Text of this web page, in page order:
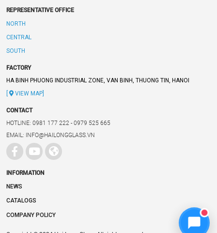
REPRESENTATIVE OFFICE
NORTH
CENTRAL
SOUTH
FACTORY
HA BINH PHUONG INDUSTRIAL ZONE, VAN BINH, THUONG TIN, HANOI
[
VIEW MAP]
CONTACT
HOTLINE: 0981 177 222 - 0979 525 665
EMAIL: INFO@HAILONGGLASS.VN
INFORMATION
NEWS
CATALOGS
COMPANY POLICY